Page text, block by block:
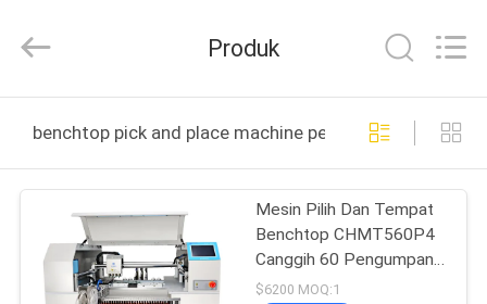
PRODUK
VIDEO
TECHNOLOGY
LIMITED.
Reserved.
Produk
benchtop pick and place machine pembuatan online
Mesin Pilih Dan Tempat
Benchtop CHMT560P4
Canggih 60 Pengumpan
4 Kepala
$6200 MOQ:1